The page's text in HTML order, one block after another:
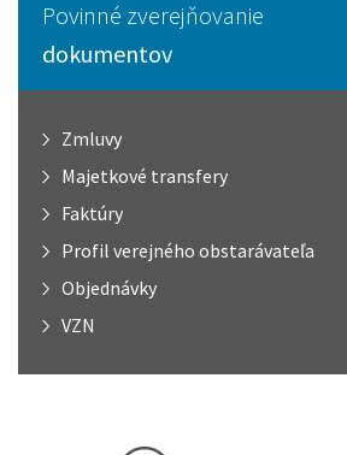
Povinné zverejňovanie
dokumentov
Zmluvy
Majetkové transfery
Faktúry
Profil verejného obstarávateľa
Objednávky
VZN